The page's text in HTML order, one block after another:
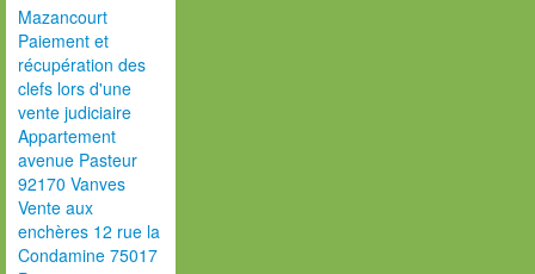
Mazancourt
Paiement et
récupération des
clefs lors d'une
vente judiciaire
Appartement
avenue Pasteur
92170 Vanves
Vente aux
enchères 12 rue la
Condamine 75017